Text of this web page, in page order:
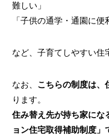
難しい」
「子供の通学・通園に便
など、子育てしやすい住
なお、 こちらの制度は、
ります。
住み替え先が持ち家にな
ョン住宅取得補助制度」